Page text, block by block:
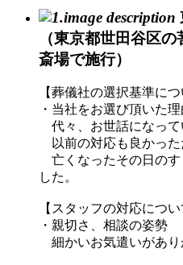
（東京都世田谷区
斎場で施行）
【葬儀社の選択基準につ
・当社をお選び頂いた理
代々、お世話になって
以前の対応も良かった
亡くなったその日のす
した。
【スタッフの対応につい
・親切さ、相談の姿勢
細かいお気遣いがあり